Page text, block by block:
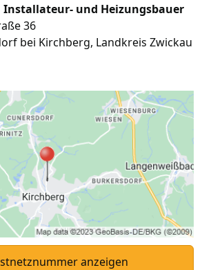
und Heizungsbauer
36
bei Kirchberg, Landkreis Zwickau
anzeigen